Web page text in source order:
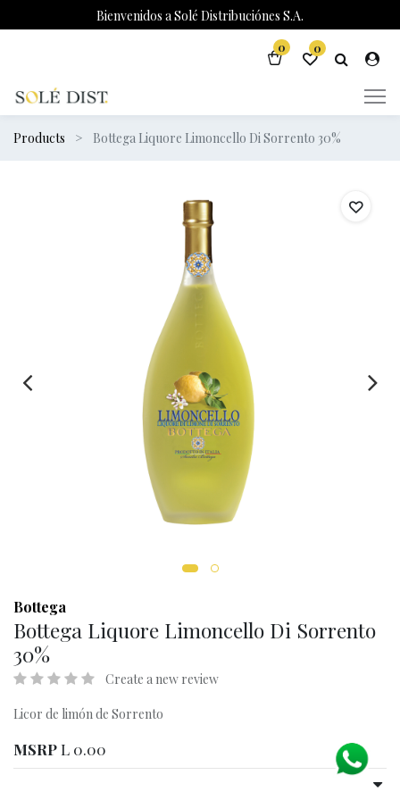
Bienvenidos a Solé Distribuciónes S.A.
0 0
Products Bottega Liquore Limoncello Di Sorrento 30%
Bottega
Bottega Liquore Limoncello Di Sorrento
30%
Create a new review
Licor de limón de Sorrento
MSRPL 0.00